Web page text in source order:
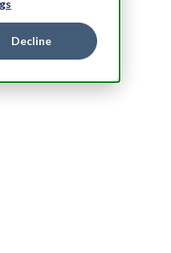
Decline